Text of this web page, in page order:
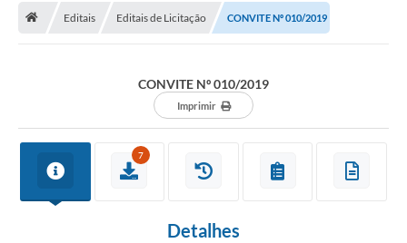
Editais Editais de Licitação CONVITE Nº 010/2019
CONVITE Nº 010/2019
Imprimir
7
Detalhes